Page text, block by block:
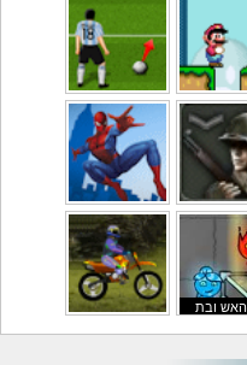
סופר מריו משחקי כדורגל
מלחמה משחקי גיבורים
האש ובת